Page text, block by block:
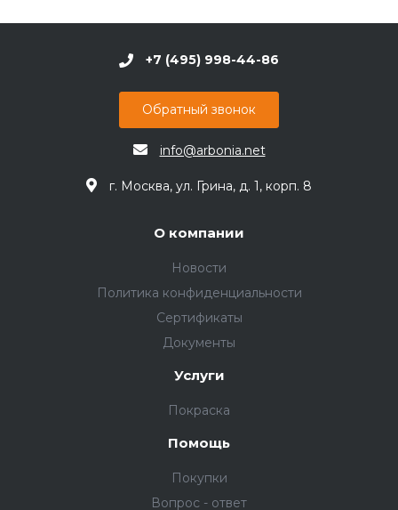
+7 (495) 998-44-86
Обратный звонок
info@arbonia.net
г. Москва, ул. Грина, д. 1, корп. 8
О компании
Новости
Политика конфиденциальности
Сертификаты
Документы
Услуги
Покраска
Помощь
Покупки
Вопрос - ответ